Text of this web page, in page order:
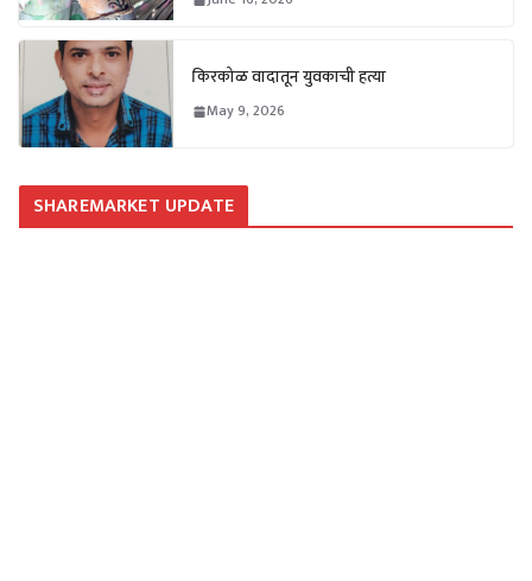
किरकोळ वादातून युवकाची हत्या
May 9, 2026
SHAREMARKET UPDATE